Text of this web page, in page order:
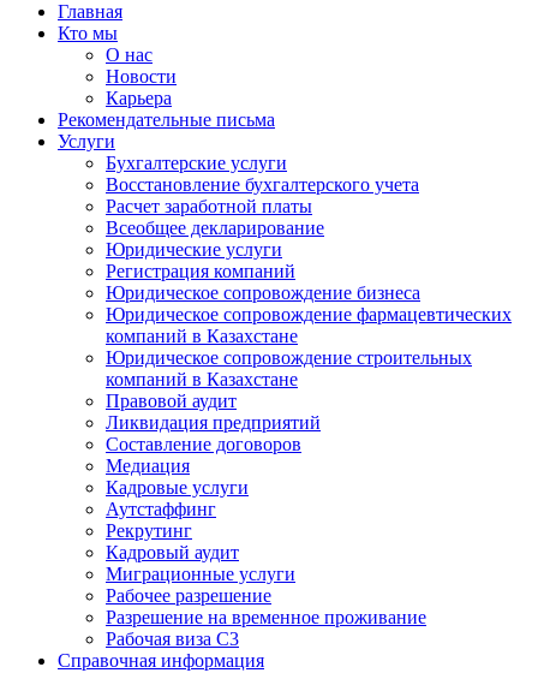
Главная
Кто мы
О нас
Новости
Карьера
Рекомендательные письма
Услуги
Бухгалтерские услуги
Восстановление бухгалтерского учета
Расчет заработной платы
Всеобщее декларирование
Юридические услуги
Регистрация компаний
Юридическое сопровождение бизнеса
Юридическое сопровождение фармацевтических
компаний в Казахстане
Юридическое сопровождение строительных
компаний в Казахстане
Правовой аудит
Ликвидация предприятий
Составление договоров
Медиация
Кадровые услуги
Аутстаффинг
Рекрутинг
Кадровый аудит
Миграционные услуги
Рабочее разрешение
Разрешение на временное проживание
Рабочая виза С3
Справочная информация